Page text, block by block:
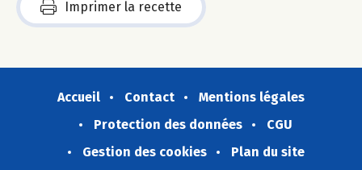
Imprimer la recette
Accueil Contact
Mentions légales
Protection des données
CGU
Gestion des cookies
Plan du site